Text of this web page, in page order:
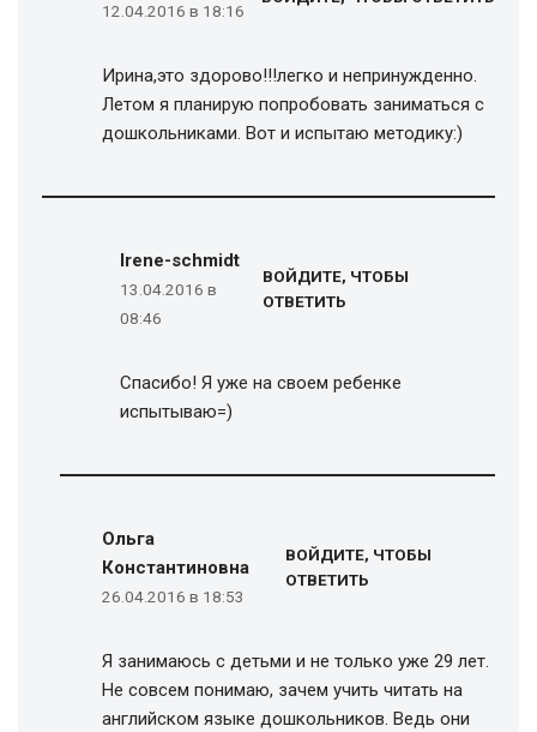
12.04.2016 в 18:16
Ирина,это здорово!!!легко и непринужденно.
Летом я планирую попробовать заниматься с
дошкольниками. Вот и испытаю методику:)
Irene-schmidt
13.04.2016 в
08:46
ВОЙДИТЕ, ЧТОБЫ
ОТВЕТИТЬ
Спасибо! Я уже на своем ребенке
испытываю=)
Ольга
Константиновна
26.04.2016 в 18:53
ВОЙДИТЕ, ЧТОБЫ
ОТВЕТИТЬ
Я занимаюсь с детьми и не только уже 29 лет.
Не совсем понимаю, зачем учить читать на
английском языке дошкольников. Ведь они